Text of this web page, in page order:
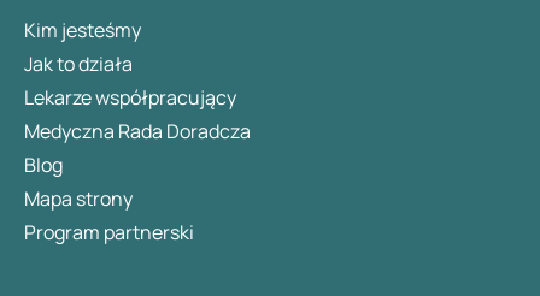
Kim jesteśmy
Jak to działa
Lekarze współpracujący
Medyczna Rada Doradcza
Blog
Mapa strony
Program partnerski